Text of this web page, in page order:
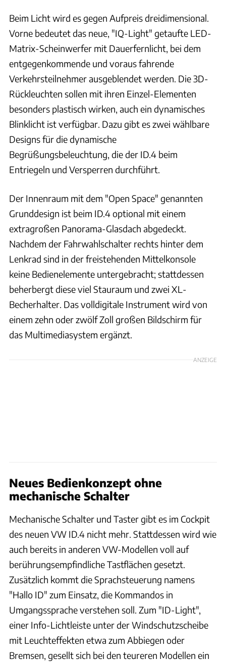
Beim Licht wird es gegen Aufpreis dreidimensional.
Vorne bedeutet das neue, "IQ-Light" getaufte LED-
Matrix-Scheinwerfer mit Dauerfernlicht, bei dem
entgegenkommende und voraus fahrende
Verkehrsteilnehmer ausgeblendet werden. Die 3D-
Rückleuchten sollen mit ihren Einzel-Elementen
besonders plastisch wirken, auch ein dynamisches
Blinklicht ist verfügbar. Dazu gibt es zwei wählbare
Designs für die dynamische
Begrüßungsbeleuchtung, die der ID.4 beim
Entriegeln und Versperren durchführt.
Der Innenraum mit dem "Open Space" genannten
Grunddesign ist beim ID.4 optional mit einem
extragroßen Panorama-Glasdach abgedeckt.
Nachdem der Fahrwahlschalter rechts hinter dem
Lenkrad sind in der freistehenden Mittelkonsole
keine Bedienelemente untergebracht; stattdessen
beherbergt diese viel Stauraum und zwei XL-
Becherhalter. Das volldigitale Instrument wird von
einem zehn oder zwölf Zoll großen Bildschirm für
das Multimediasystem ergänzt.
ANZEIGE
Neues Bedienkonzept ohne
mechanische Schalter
Mechanische Schalter und Taster gibt es im Cockpit
des neuen VW ID.4 nicht mehr. Stattdessen wird wie
auch bereits in anderen VW-Modellen voll auf
berührungsempfindliche Tastflächen gesetzt.
Zusätzlich kommt die Sprachsteuerung namens
"Hallo ID" zum Einsatz, die Kommandos in
Umgangssprache verstehen soll. Zum "ID-Light",
einer Info-Lichtleiste unter der Windschutzscheibe
mit Leuchteffekten etwa zum Abbiegen oder
Bremsen, gesellt sich bei den teureren Modellen ein